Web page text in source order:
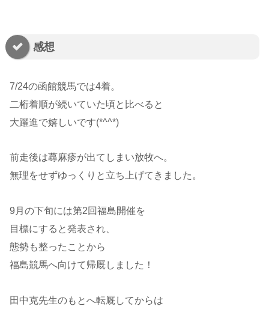
感想
7/24の函館競馬では4着。
二桁着順が続いていた頃と比べると
大躍進で嬉しいです(*^^*)
前走後は蕁麻疹が出てしまい放牧へ。
無理をせずゆっくりと立ち上げてきました。
9月の下旬には第2回福島開催を
目標にすると発表され、
態勢も整ったことから
福島競馬へ向けて帰厩しました！
田中克先生のもとへ転厩してからは